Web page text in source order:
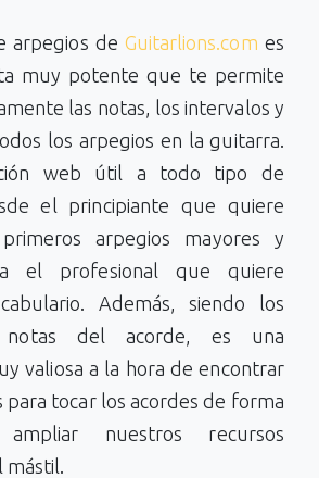
arpegios de Guitarlions.com es
muy potente que te permite
las notas, los intervalos y
los arpegios en la guitarra.
web útil a todo tipo de
el principiante que quiere
arpegios mayores y
el profesional que quiere
Además, siendo los
notas del acorde, es una
valiosa a la hora de encontrar
para tocar los acordes de forma
nuestros recursos
mástil.